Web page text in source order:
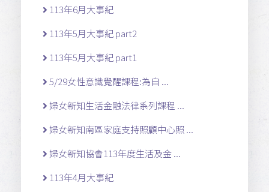
113年6月大事紀
113年5月大事紀 part2
113年5月大事紀 part1
5/29女性意識覺醒課程:為自 ...
婦女新知生活金融法律系列課程 ...
婦女新知南區家庭支持照顧中心照 ...
婦女新知協會113年度生活及金 ...
113年4月大事紀